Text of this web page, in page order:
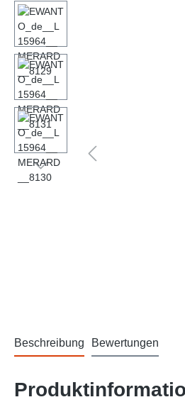
Bildergalerie überspringen
Beschreibung Bewertungen